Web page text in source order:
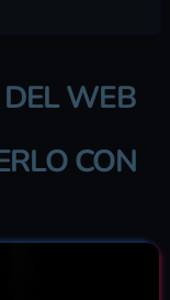
WEB
CON